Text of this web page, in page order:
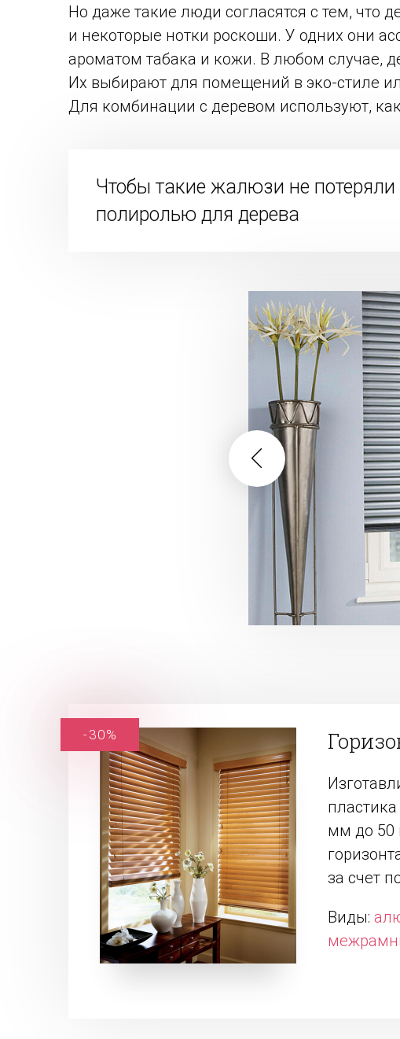
Но даже такие люди согласятся с тем, что
и некоторые нотки роскоши. У одних они
ароматом табака и кожи. В любом случае,
Их выбирают для помещений в эко-стиле
Для комбинации с деревом используют,
Чтобы такие жалюзи не
полиролью для дерева
мм до 50
за счет
Виды:
-30%